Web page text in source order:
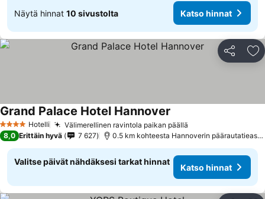
Näytä hinnat 10 sivustolta Katso hinnat
Jaa
4 Tähtiluokitus
Hotelli Välimerellinen ravintola paikan päällä
Grand Palace Hotel Hannover
8,0 Erittäin hyvä 7 627 0.5 km kohteesta Hannoverin päärautatieasema
Valitse päivät nähdäksesi tarkat hinnat
Katso hinnat